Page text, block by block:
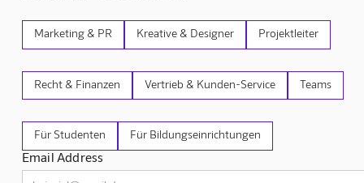
Marketing & PR Kreative & Designer Projektleiter
Recht & Finanzen Vertrieb & Kunden-Service Teams
Für Studenten Für Bildungseinrichtungen
Email Address